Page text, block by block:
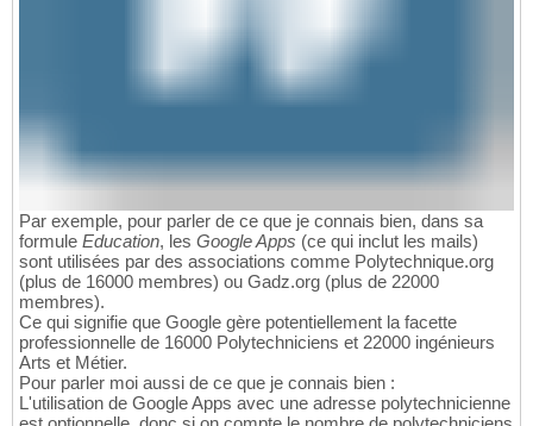
Par exemple, pour parler de ce que je connais bien, dans sa
formule Education, les Google Apps (ce qui inclut les mails)
sont utilisées par des associations comme Polytechnique.org
(plus de 16000 membres) ou Gadz.org (plus de 22000
membres).
Ce qui signifie que Google gère potentiellement la facette
professionnelle de 16000 Polytechniciens et 22000 ingénieurs
Arts et Métier.
Pour parler moi aussi de ce que je connais bien :
L'utilisation de Google Apps avec une adresse polytechnicienne